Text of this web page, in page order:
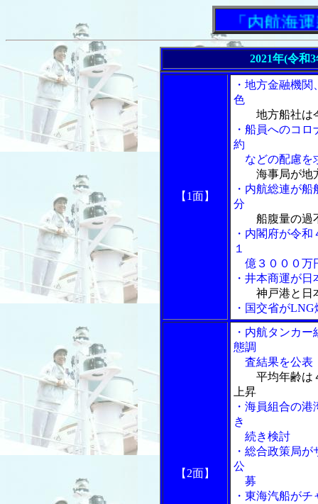
「内航海運新
2021年(令和
【1面】
・地方金融機
色
地方船社は
・船員へのコ
約
などの配慮を
海事局が地
・内航総連が
分
船腹量の過
・内閣府が令
１
億３０００万
・井本商運が
神戸港と日
・国交省が
【2面】
・内航タンカ
態調
査結果を公表
平均年齢は
上昇
・海員組合の
き
続き検討
・総合政策局
公
募
・東海汽船が